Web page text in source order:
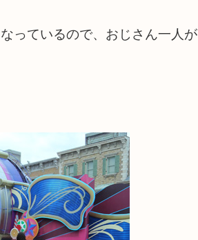
っているので、おじさん一人が